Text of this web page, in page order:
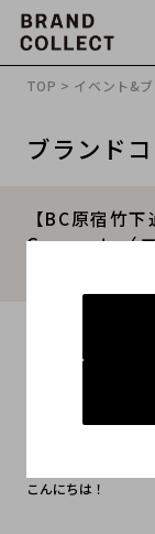
TOP > イベント&
ブランド
【BC原宿竹
Garments（
#リュック
こんにちは！